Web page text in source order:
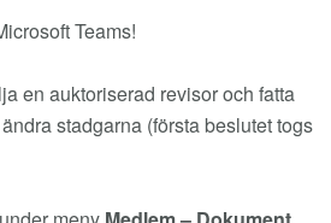
Teams!
en auktoriserad revisor och fatta
stadgarna (första beslutet togs